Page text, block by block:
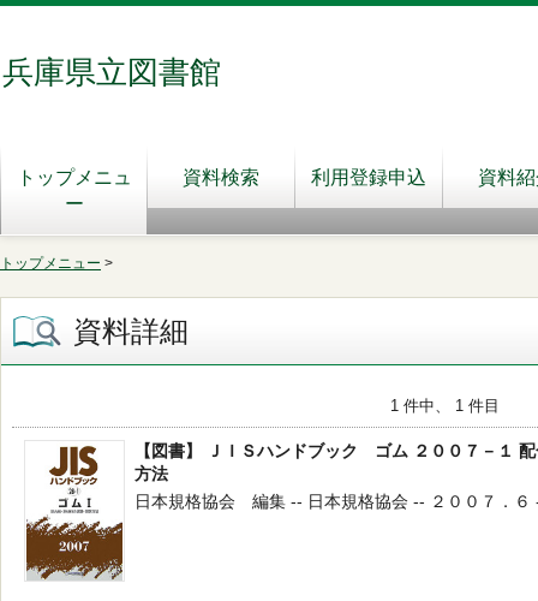
兵庫県立図書館
トップメニュ
ー
資料検索 利用登録申込 資料
トップメニュー >
資料詳細
1 件中、 1 件目
【図書】 ＪＩＳハンドブック ゴム ２００７－１
方法
日本規格協会 編集 -- 日本規格協会 -- ２００７．６